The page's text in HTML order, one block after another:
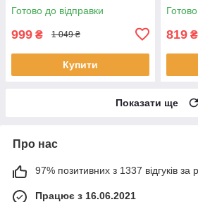
Готово до відправки
999 ₴ 1 049 ₴
Купити
819 ₴
Показати ще
Про нас
97% позитивних з 1337 відгуків за
Працює з 16.06.2021